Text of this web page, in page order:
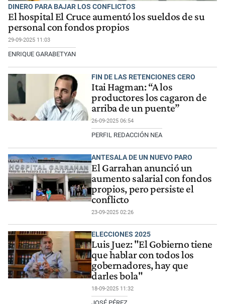
DINERO PARA BAJAR LOS CONFLICTOS
El hospital El Cruce aumentó los sueldos de su
personal con fondos propios
29-09-2025 11:03
ENRIQUE GARABETYAN
FIN DE LAS RETENCIONES CERO
Itai Hagman: “A los
productores los cagaron de
arriba de un puente”
26-09-2025 06:54
PERFIL REDACCIÓN NEA
ANTESALA DE UN NUEVO PARO
El Garrahan anunció un
aumento salarial con fondos
propios, pero persiste el
conflicto
23-09-2025 02:26
ELECCIONES 2025
Luis Juez: "El Gobierno tiene
que hablar con todos los
gobernadores, hay que
darles bola"
18-09-2025 11:32